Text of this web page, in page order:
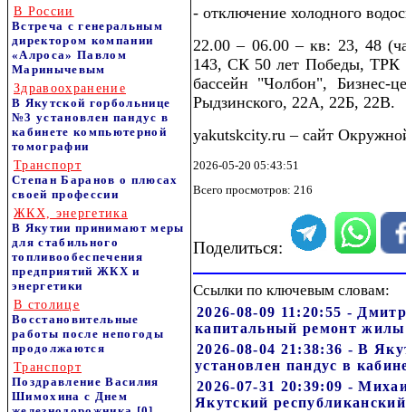
В России
Встреча с генеральным
директором компании
«Алроса» Павлом
Маринычевым
Здравоохранение
В Якутской горбольнице
№3 установлен пандус в
кабинете компьютерной
томографии
Транспорт
Степан Баранов о плюсах
своей профессии
ЖКХ, энергетика
В Якутии принимают меры
для стабильного
топливообеспечения
предприятий ЖКХ и
энергетики
В столице
Восстановительные
работы после непогоды
продолжаются
Транспорт
Поздравление Василия
Шимохина с Днем
- отключение холодного
22.00 – 06.00 – кв: 23, 48
143, СК 50 лет Победы, ТРК
бассейн "Чолбон",
Рыдзинского, 22А, 22Б, 22В.
yakutskcity.ru – сайт
2026-05-20 05:43:51
Всего просмотров: 216
Поделиться:
Ссылки по ключевым словам:
2026-08-09 11:20:55 -
капитальный ремонт
2026-08-04 21:38:36 - В
установлен пандус в
2026-07-31 20:39:09 -
Якутский